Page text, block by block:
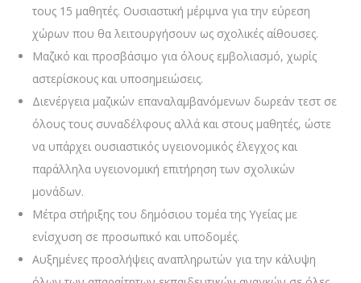
τους 15 μαθητές. Ουσιαστική μέριμνα για την εύρεση
χώρων που θα λειτουργήσουν ως σχολικές αίθουσες.
Μαζικό και προσβάσιμο για όλους εμβολιασμό, χωρίς
αστερίσκους και υποσημειώσεις.
Διενέργεια μαζικών επαναλαμβανόμενων δωρεάν τεστ σε
όλους τους συναδέλφους αλλά και στους μαθητές, ώστε
να υπάρχει ουσιαστικός υγειονομικός έλεγχος και
παράλληλα υγειονομική επιτήρηση των σχολικών
μονάδων.
Μέτρα στήριξης του δημόσιου τομέα της Υγείας με
ενίσχυση σε προσωπικό και υποδομές.
Αυξημένες προσλήψεις αναπληρωτών για την κάλυψη